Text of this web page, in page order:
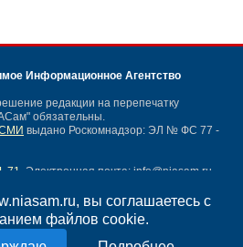
вы соглашаетесь с
файлов cookie.
Информационное Агентство
редакции на перепечатку
обязательны.
СМИ выдано Роскомнадзор: ЭЛ № ФС 77 -
71. Электронная почта: info@niasam.ru